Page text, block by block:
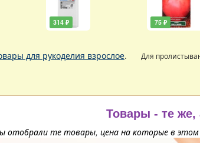
314 ₽ 75 ₽
для рукоделия взрослое. Для
Товары - те же,
отобрали те товары, цена на которые в этом